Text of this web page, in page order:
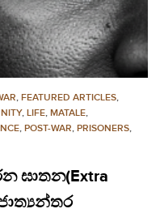
, FEATURED ARTICLES,
, LIFE, MATALE,
, POST-WAR, PRISONERS,
ඝාතන(Extra